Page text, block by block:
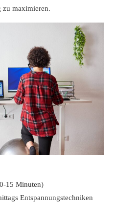
zu maximieren.
15 Minuten)
Entspannungstechniken